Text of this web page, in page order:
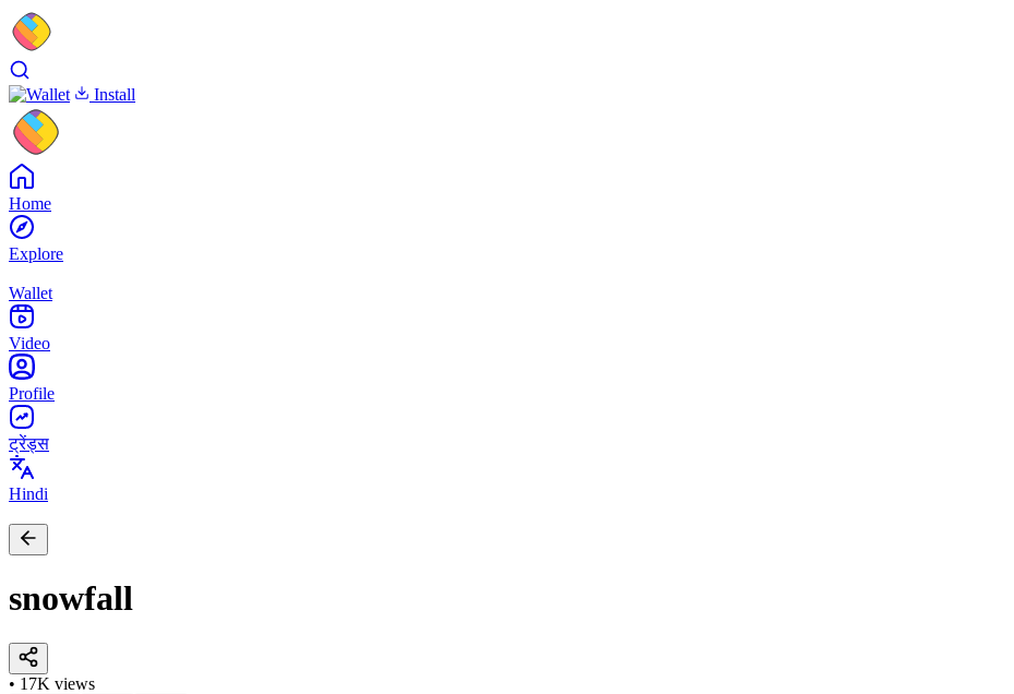
Install
Home
Explore
Wallet
Video
Profile
ट्रेंड्स
Hindi
snowfall
• 17K views